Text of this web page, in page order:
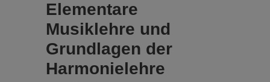
Elementare
Musiklehre und
Grundlagen der
Harmonielehre